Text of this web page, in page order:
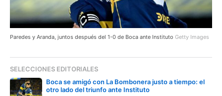
Paredes y Aranda, juntos después del 1-0 de Boca ante Instituto Getty Images
SELECCIONES EDITORIALES
Boca se amigó con La Bombonera justo a tiempo: el
otro lado del triunfo ante Instituto